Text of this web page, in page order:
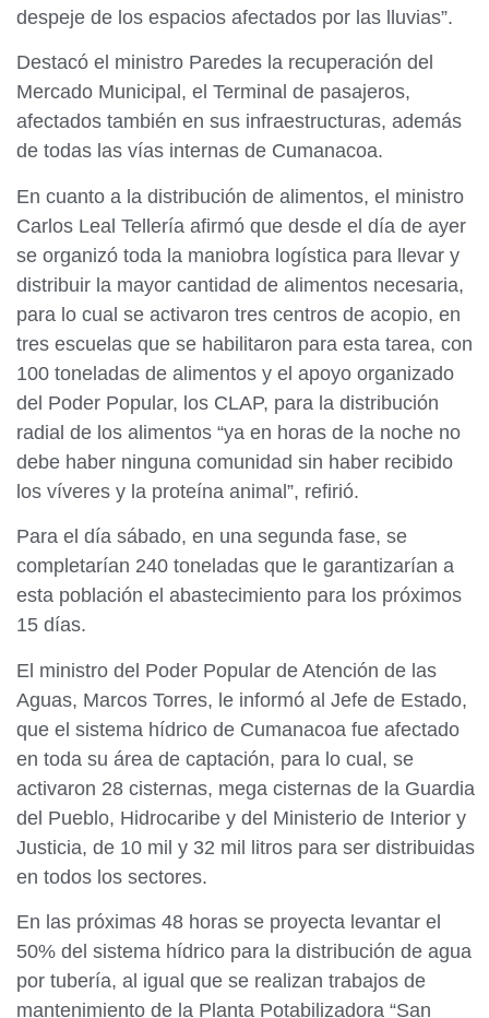
despeje de los espacios afectados por las lluvias”.
Destacó el ministro Paredes la recuperación del
Mercado Municipal, el Terminal de pasajeros,
afectados también en sus infraestructuras, además
de todas las vías internas de Cumanacoa.
En cuanto a la distribución de alimentos, el ministro
Carlos Leal Tellería afirmó que desde el día de ayer
se organizó toda la maniobra logística para llevar y
distribuir la mayor cantidad de alimentos necesaria,
para lo cual se activaron tres centros de acopio, en
tres escuelas que se habilitaron para esta tarea, con
100 toneladas de alimentos y el apoyo organizado
del Poder Popular, los CLAP, para la distribución
radial de los alimentos “ya en horas de la noche no
debe haber ninguna comunidad sin haber recibido
los víveres y la proteína animal”, refirió.
Para el día sábado, en una segunda fase, se
completarían 240 toneladas que le garantizarían a
esta población el abastecimiento para los próximos
15 días.
El ministro del Poder Popular de Atención de las
Aguas, Marcos Torres, le informó al Jefe de Estado,
que el sistema hídrico de Cumanacoa fue afectado
en toda su área de captación, para lo cual, se
activaron 28 cisternas, mega cisternas de la Guardia
del Pueblo, Hidrocaribe y del Ministerio de Interior y
Justicia, de 10 mil y 32 mil litros para ser distribuidas
en todos los sectores.
En las próximas 48 horas se proyecta levantar el
50% del sistema hídrico para la distribución de agua
por tubería, al igual que se realizan trabajos de
mantenimiento de la Planta Potabilizadora “San